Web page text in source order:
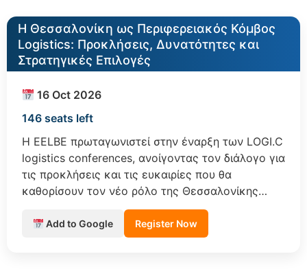
Η Θεσσαλονίκη ως Περιφερειακός Κόμβος
Logistics: Προκλήσεις, Δυνατότητες και
Στρατηγικές Επιλογές
16 Oct 2026
146 seats left
Η EELBE πρωταγωνιστεί στην έναρξη των LOGI.C
logistics conferences, ανοίγοντας τον διάλογο για
τις προκλήσεις και τις ευκαιρίες που θα
καθορίσουν τον νέο ρόλο της Θεσσαλονίκης
στον χάρτη των logistics της Νοτιοανατολικής
Ευρώπης.
Add to Google Register Now